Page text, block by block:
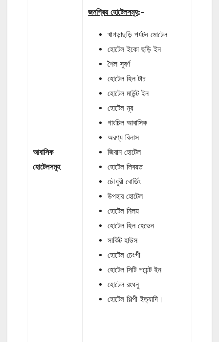
আবাসিক
হোটেলসমূহ
জনপ্রিয় হোটেলসমুহ:-
খাগড়াছড়ি পর্যটন মোটেল
হোটেল ইকো ছড়ি ইন
শৈল সুবর্ণ
হোটেল হিল টাচ
হোটেল মাউন্ট ইন
হোটেল নূর
গাংচিল আবাসিক
অরণ্য বিলাস
জিরান হোটেল
হোটেল লিবয়ত
চৌধুরী বোর্ডিং
উপহার হোটেল
হোটেল নিলয়
হোটেল হিল হেভেন
সার্কিট হাউস
হোটেল চেংগী
হোটেল সিটি পয়েন্ট ইন
হোটেল রংধনু
হোটেল শিল্পী ইত্যাদি।